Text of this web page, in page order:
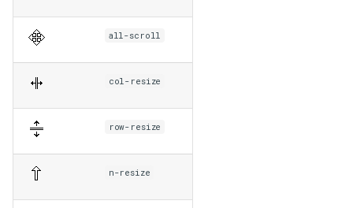
all-scroll
col-resize
row-resize
n-resize